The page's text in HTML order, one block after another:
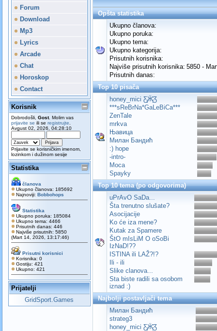
Forum
Download
Mp3
Lyrics
Arcade
Chat
Horoskop
Contact
Korisnik
Dobrodošli, Gost. Molim vas
prijavite se ili se registrujte
Avgust 02, 2026, 04:28:10
Prijavite se korisničkim imenom,
lozinkom i dužinom sesije
Statistika
članova
Ukupno članova: 185692
Najnoviji: Bobbohops
Statistika
Ukupno poruka: 185084
Ukupno tema: 4466
Prisutnih danas: 446
Najviše prisutnih: 5850
(Mart 14, 2026, 13:17:46)
Prisutni korisnici
Korisnika: 0
Gostiju: 421
Ukupno: 421
Prijatelji
GridSport.Games
Opšta statistika
Ukupno članova:
Ukupno poruka:
Ukupno tema:
Ukupno kategorija:
Prisutnih korisnika:
Najviše prisutnih korisnika: 5850 -
Prisutnih danas:
Top 10 pisača
honey_mici Ƹ̵̡Ӝ̵̨̄Ʒ
***sReBrNa*GaLeBiCa***
ZenTale
mrkva
Њавица
Милан Бандић
:) hope
-intro-
Moca
Spayky
Top 10 tema (po odgovorima)
uPrAvO SaDa...
Šta trenutno slušate?
Asocijacije
Ko će iza mene?
Kutak za Spamere
ŠtO mIsLiM O oSoBi
IzNaD!??
ISTINA ili LAŽ?!?
Ili - ili
Slike clanova...
Sta biste radili sa osobom
iznad :)
Najbolji postavljači tema
Милан Бандић
strateg3
honey_mici Ƹ̵̡Ӝ̵̨̄Ʒ